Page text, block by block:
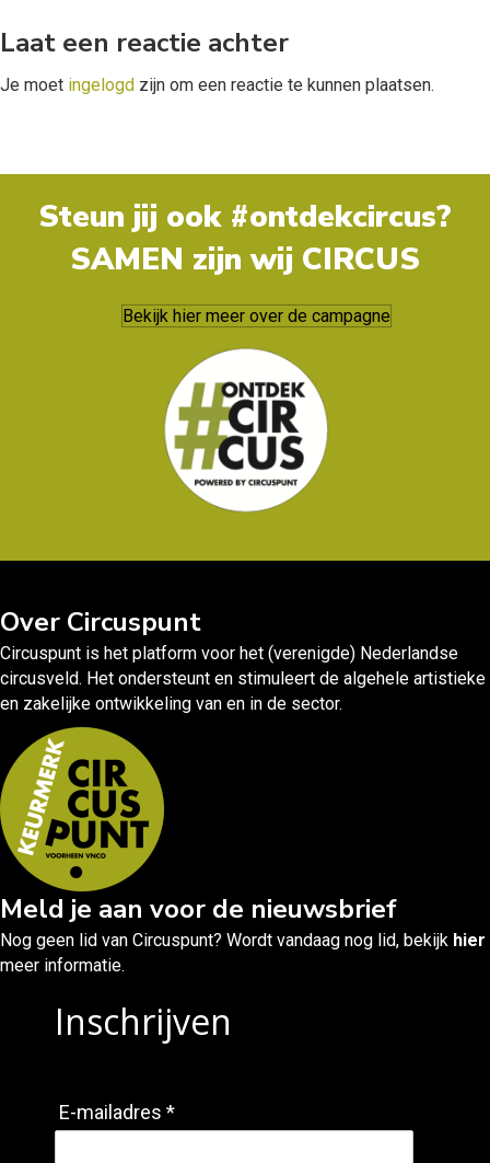
Laat een reactie achter
Je moet ingelogd zijn om een reactie te kunnen plaatsen.
Steun jij ook #ontdekcircus?
SAMEN zijn wij CIRCUS
Bekijk hier meer over de campagne
Over Circuspunt
Circuspunt is het platform voor het (verenigde) Nederlandse
circusveld. Het ondersteunt en stimuleert de algehele artistieke
en zakelijke ontwikkeling van en in de sector.
Meld je aan voor de nieuwsbrief
Nog geen lid van Circuspunt? Wordt vandaag nog lid, bekijk hier
meer informatie.
Inschrijven
E-mailadres *